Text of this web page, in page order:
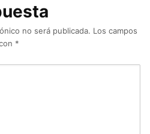
no será publicada. Los campos
*